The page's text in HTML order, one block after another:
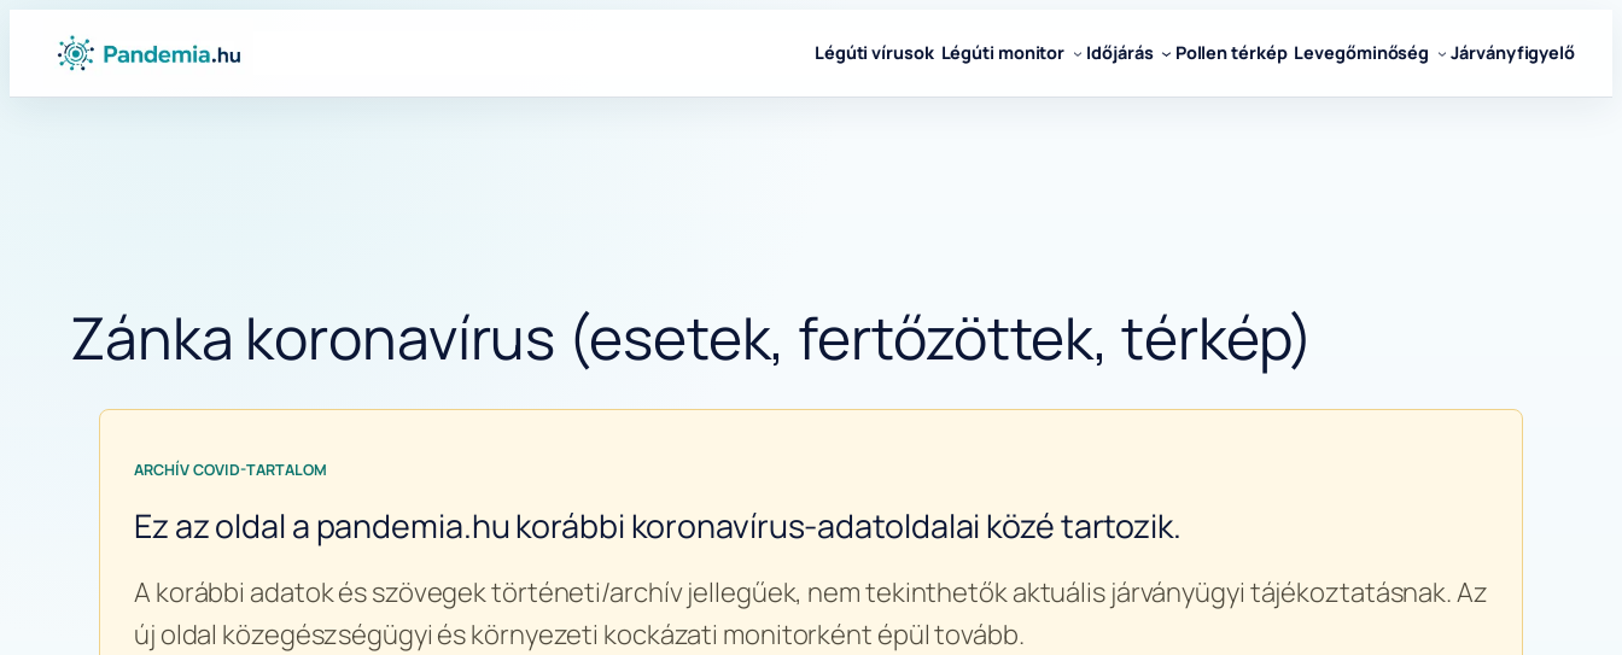
Ugrás
tartalomhoz
Légúti vírusok Légúti monitor Időjárás Pollen térkép Levegőminőség Járványfigyelő
Zánka koronavírus (esetek, fertőzöttek, térkép)
ARCHÍV COVID-TARTALOM
Ez az oldal a pandemia.hu korábbi koronavírus-adatoldalai közé tartozik.
A korábbi adatok és szövegek történeti/archív jellegűek, nem tekinthetők aktuális járványügyi tájékoztatásnak. Az
új oldal közegészségügyi és környezeti kockázati monitorként épül tovább.